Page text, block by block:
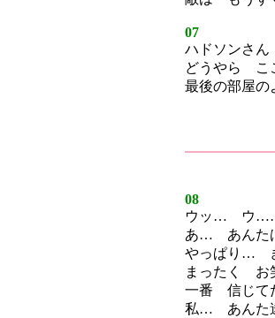
07
ハドソンさん
どうやら こ
最後の部屋の
08
ウッ… ウ
あ… あんた
やっぱり…
まったく
一番 信じ
私… あんた